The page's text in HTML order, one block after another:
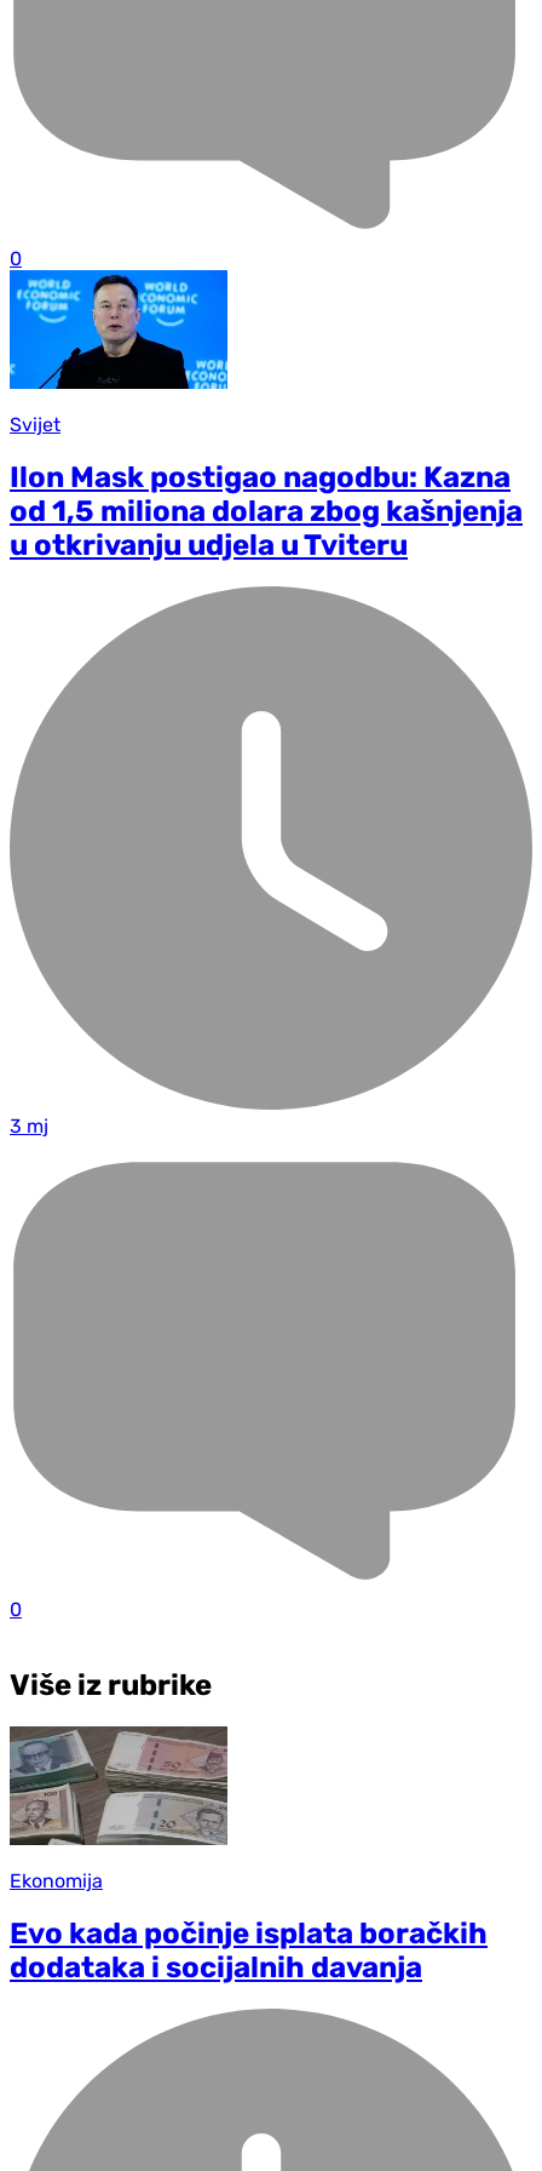
0
Svijet
Ilon Mask postigao nagodbu: Kazna
od 1,5 miliona dolara zbog kašnjenja
u otkrivanju udjela u Tviteru
3 mj
0
Više iz rubrike
Ekonomija
Evo kada počinje isplata boračkih
dodataka i socijalnih davanja